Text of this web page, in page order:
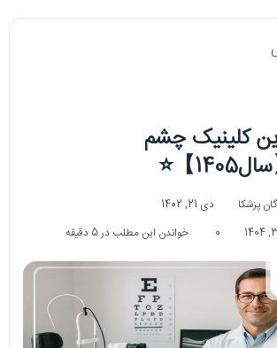
کلینیک چشم
】⭐
پزشکا
دی 21, 1402
0 خواندن این مطلب در 5 دقیقه